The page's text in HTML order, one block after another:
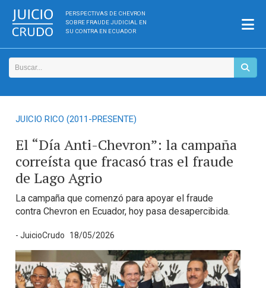
PERSPECTIVAS DE CHEVRON
SOBRE FRAUDE JUDICIAL EN
SU CONTRA EN ECUADOR
JUICIO RICO (2011-PRESENTE)
El “Día Anti-Chevron”: la campaña
correísta que fracasó tras el fraude
de Lago Agrio
La campaña que comenzó para apoyar el fraude
contra Chevron en Ecuador, hoy pasa desapercibida.
- JuicioCrudo 18/05/2026